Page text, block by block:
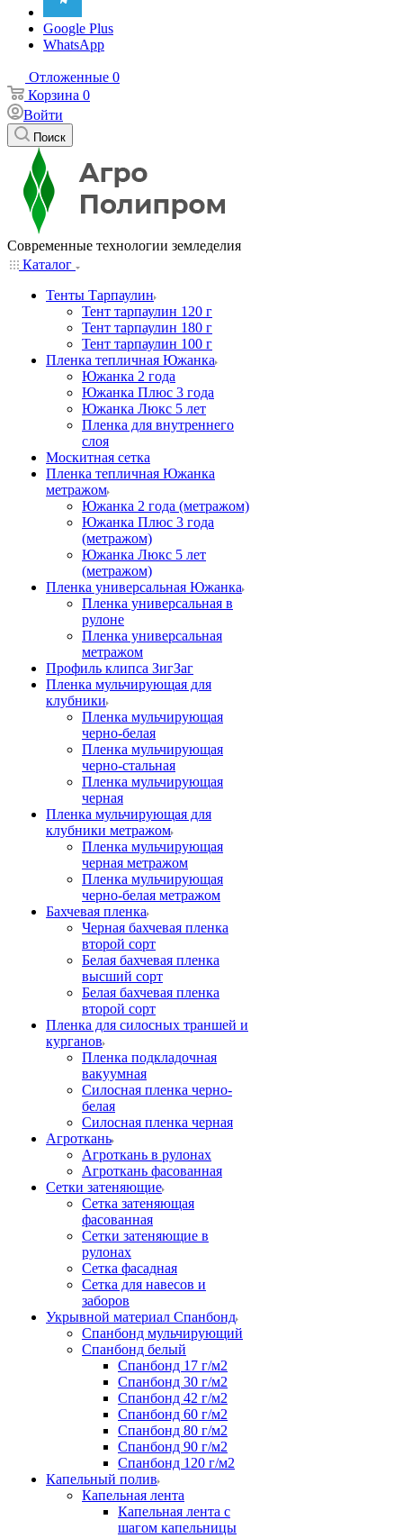
Google Plus
WhatsApp
Отложенные 0
Корзина 0
Войти
Поиск
Современные технологии земледелия
Каталог
Тенты Тарпаулин
Тент тарпаулин 120 г
Тент тарпаулин 180 г
Тент тарпаулин 100 г
Пленка тепличная Южанка
Южанка 2 года
Южанка Плюс 3 года
Южанка Люкс 5 лет
Пленка для внутреннего
слоя
Москитная сетка
Пленка тепличная Южанка
метражом
Южанка 2 года (метражом)
Южанка Плюс 3 года
(метражом)
Южанка Люкс 5 лет
(метражом)
Пленка универсальная Южанка
Пленка универсальная в
рулоне
Пленка универсальная
метражом
Профиль клипса ЗигЗаг
Пленка мульчирующая для
клубники
Пленка мульчирующая
черно-белая
Пленка мульчирующая
черно-стальная
Пленка мульчирующая
черная
Пленка мульчирующая для
клубники метражом
Пленка мульчирующая
черная метражом
Пленка мульчирующая
черно-белая метражом
Бахчевая пленка
Черная бахчевая пленка
второй сорт
Белая бахчевая пленка
высший сорт
Белая бахчевая пленка
второй сорт
Пленка для силосных траншей и
курганов
Пленка подкладочная
вакуумная
Силосная пленка черно-
белая
Силосная пленка черная
Агроткань
Агроткань в рулонах
Агроткань фасованная
Сетки затеняющие
Сетка затеняющая
фасованная
Сетки затеняющие в
рулонах
Сетка фасадная
Сетка для навесов и
заборов
Укрывной материал Спанбонд
Спанбонд мульчирующий
Спанбонд белый
Спанбонд 17 г/м2
Спанбонд 30 г/м2
Спанбонд 42 г/м2
Спанбонд 60 г/м2
Спанбонд 80 г/м2
Спанбонд 90 г/м2
Спанбонд 120 г/м2
Капельный полив
Капельная лента
Капельная лента с
шагом капельницы